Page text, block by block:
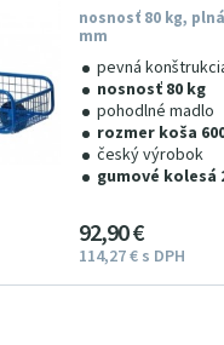
nosnosť 80 kg,
mm
pevná
nosnosť 80 kg
pohodlné madlo
rozmer koša
český výrobok
gumové kolesá
9290€
114 27€ s DPH